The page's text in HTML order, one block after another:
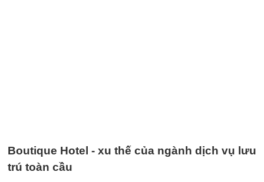
Boutique Hotel - xu thế của ngành dịch vụ lưu
trú toàn cầu